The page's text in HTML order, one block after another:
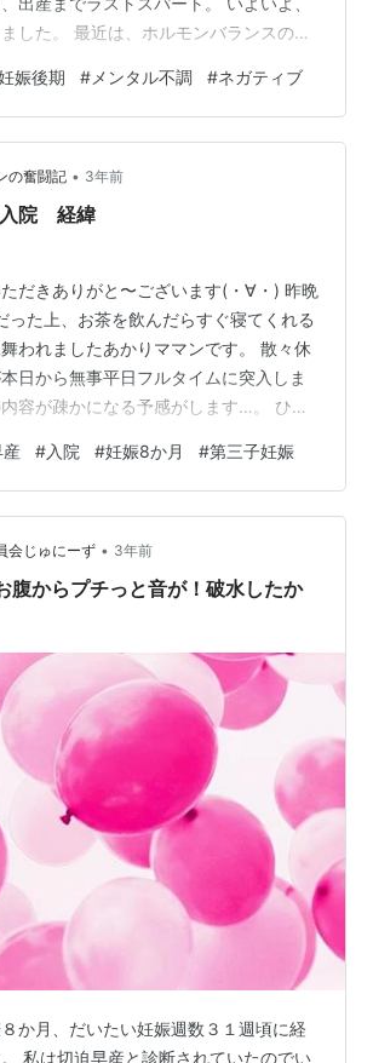
した。 最近は、ホルモンバランスのせ
安定になることがしばしば。 金曜日か
、週末、そして今日まで、いきなり不
、何もないのに泣けてきたりと厄介な
す。 「お腹の中の赤ちゃんに会えるの
あと3か月もないのか」 という気持ち
娠後期 # メンタル不調 #ネガティブ
の奮闘記 • 3年前
入院 経緯
だきありがと〜ございます(・∀・) 昨晩
った上、お茶を飲んだらすぐ寝てくれる
われましたあかりママンです。 散々休
日から無事平日フルタイムに突入しま
容が疎かになる予感がします…。 ひと
ろしくお付き合いくださいm(_ _)m は
在第３子を妊娠中のあかりママンです(・
男の子。 8月に入ってからお腹の張りが
止めのお薬を飲んでいました。 が、お
パパとお出かけしたりとはしゃぎすぎた
産 #入院 #妊娠8か月 #第三子妊娠
会じゅにーず • 3年前
腹からプチっと音が！破水したか
か月、だいたい妊娠週数３１週頃に経
私は切迫早産と診断されていたのでい